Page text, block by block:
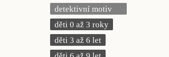
detektivní motiv
děti 0 až 3 roky
děti 3 až 6 let